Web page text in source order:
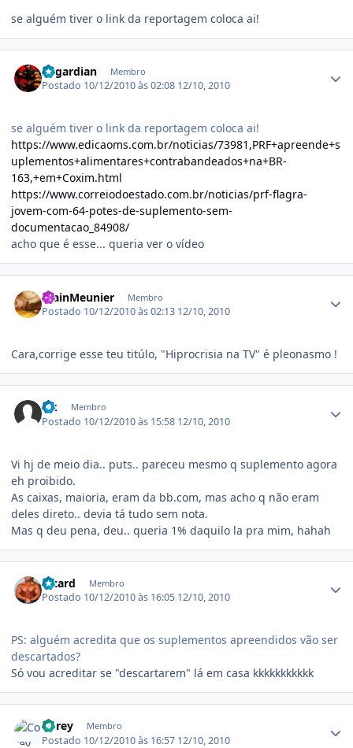
se alguém tiver o link da reportagem coloca ai!
Asgardian Membro
Postado 10/12/2010 às 02:08 12/10, 2010
se alguém tiver o link da reportagem coloca ai!
https://www.edicaoms.com.br/noticias/73981,PRF+apreende+s
uplementos+alimentares+contrabandeados+na+BR-
163,+em+Coxim.html
https://www.correiodoestado.com.br/noticias/prf-flagra-
jovem-com-64-potes-de-suplemento-sem-
documentacao_84908/
acho que é esse... queria ver o vídeo
AlainMeunier Membro
Postado 10/12/2010 às 02:13 12/10, 2010
Cara,corrige esse teu titúlo, "Hiprocrisia na TV" é pleonasmo !
slk Membro
Postado 10/12/2010 às 15:58 12/10, 2010
Vi hj de meio dia.. puts.. pareceu mesmo q suplemento agora
eh proibido.
As caixas, maioria, eram da bb.com, mas acho q não eram
deles direto.. devia tá tudo sem nota.
Mas q deu pena, deu.. queria 1% daquilo la pra mim, hahah
Ricard Membro
Postado 10/12/2010 às 16:05 12/10, 2010
PS: alguém acredita que os suplementos apreendidos vão ser
descartados?
Só vou acreditar se "descartarem" lá em casa kkkkkkkkkkk
Corey Membro
Postado 10/12/2010 às 16:57 12/10, 2010